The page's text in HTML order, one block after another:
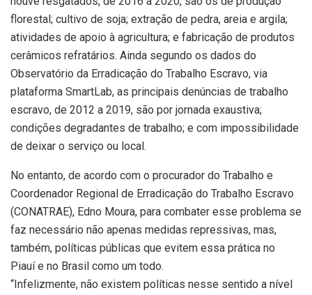
florestal; cultivo de soja; extração de pedra, areia e argila;
atividades de apoio à agricultura; e fabricação de produtos
cerâmicos refratários. Ainda segundo os dados do
Observatório da Erradicação do Trabalho Escravo, via
plataforma SmartLab, as principais denúncias de trabalho
escravo, de 2012 a 2019, são por jornada exaustiva;
condições degradantes de trabalho; e com impossibilidade
de deixar o serviço ou local.
No entanto, de acordo com o procurador do Trabalho e
Coordenador Regional de Erradicação do Trabalho Escravo
(CONATRAE), Edno Moura, para combater esse problema se
faz necessário não apenas medidas repressivas, mas,
também, políticas públicas que evitem essa prática no
Piauí e no Brasil como um todo.
“Infelizmente, não existem políticas nesse sentido a nível